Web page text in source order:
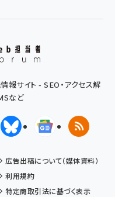
報サイト - SEO・アクセス解
など
ックス)BlueskyGoogleニュ
RSS
広告出稿について（媒体資料）
利用規約
特定商取引法に基づく表示